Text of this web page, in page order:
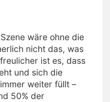
wäre ohne die
nicht das, was
ist es, dass
und sich die
weiter füllt –
50% der